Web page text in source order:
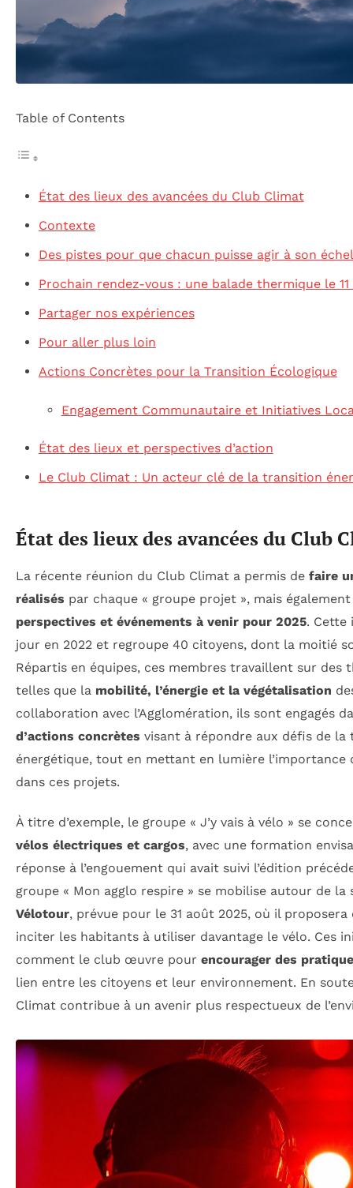
Table of Contents
État des lieux des avancées du Club Climat
Contexte
Des pistes pour que chacun puisse agir à son
Prochain rendez-vous : une balade thermique le 11
Partager nos expériences
Pour aller plus loin
Actions Concrètes pour la Transition Écologique
Engagement Communautaire et Initiatives
État des lieux et perspectives d’action
Le Club Climat : Un acteur clé de la transition
État des lieux des avancées du Club
La récente réunion du Club Climat a permis de faire
réalisés par chaque « groupe projet », mais également
perspectives et événements à venir pour 2025. Cette
jour en 2022 et regroupe 40 citoyens, dont la moitié
Répartis en équipes, ces membres travaillent sur des
telles que la mobilité, l’énergie et la végétalisation
collaboration avec l’Agglomération, ils sont engagés
d’actions concrètes visant à répondre aux défis de
énergétique, tout en mettant en lumière l’importance
dans ces projets.
À titre d’exemple, le groupe « J’y vais à vélo » se
vélos électriques et cargos, avec une formation
réponse à l’engouement qui avait suivi l’édition
groupe « Mon agglo respire » se mobilise autour de la
Vélotour, prévue pour le 31 août 2025, où il
inciter les habitants à utiliser davantage le vélo. Ces
comment le club œuvre pour encourager des
lien entre les citoyens et leur environnement. En
Climat contribue à un avenir plus respectueux de